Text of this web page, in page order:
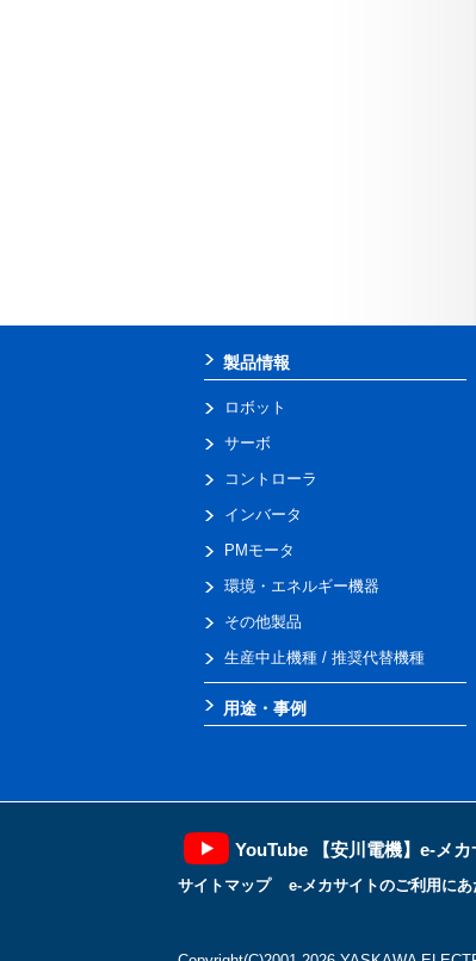
製品情報
ロボット
サーボ
コントローラ
インバータ
PMモータ
環境・エネルギー機器
その他製品
生産中止機種 / 推奨代替機種
用途・事例
YouTube 【安川電機】e-メ
サイトマップ e-メカサイトのご利用にあ